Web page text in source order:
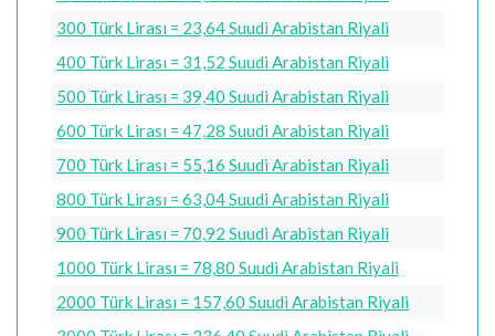
300 Türk Lirası = 23,64 Suudi Arabistan Riyali
400 Türk Lirası = 31,52 Suudi Arabistan Riyali
500 Türk Lirası = 39,40 Suudi Arabistan Riyali
600 Türk Lirası = 47,28 Suudi Arabistan Riyali
700 Türk Lirası = 55,16 Suudi Arabistan Riyali
800 Türk Lirası = 63,04 Suudi Arabistan Riyali
900 Türk Lirası = 70,92 Suudi Arabistan Riyali
1000 Türk Lirası = 78,80 Suudi Arabistan Riyali
2000 Türk Lirası = 157,60 Suudi Arabistan Riyali